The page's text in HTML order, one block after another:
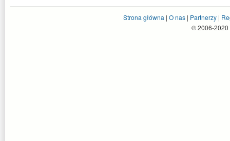
Strona główna | O nas| Partnerzy|
© 2006-2020